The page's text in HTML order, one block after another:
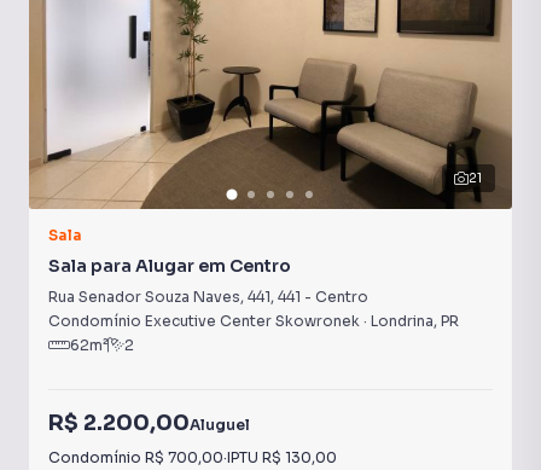
21
Sala
Sala para Alugar em Centro
Rua Senador Souza Naves, 441, 441 - Centro
Condomínio Executive Center Skowronek · Londrina, PR
62m² 2
R$ 2.200,00Aluguel
Condomínio R$ 700,00·IPTU R$ 130,00